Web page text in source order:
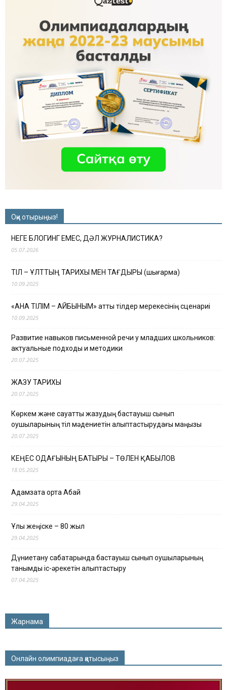
Оқи отырыңыз!
НЕГЕ БЛОГИНГ ЕМЕС, ДӘЛ ЖУРНАЛИСТИКА?
05.07.2026
ТІЛ – ҰЛТТЫҢ ТАРИХЫ МЕН ТАҒДЫРЫ (шығарма)
10.09.2025
«АНА ТІЛІМ – АЙБЫНЫМ» атты тілдер мерекесінің сценариі
10.09.2025
Развитие навыков письменной речи у младших школьников:
актуальные подходы и методики
20.07.2025
ЖАЗУ ТАРИХЫ
20.07.2025
Көркем және сауатты жазудың бастауыш сынып
оқушыларының тіл мәдениетін қалыптастырудағы маңызы
20.07.2025
КЕҢЕС ОДАҒЫНЫҢ БАТЫРЫ – ТӨЛЕН ҚАБЫЛОВ
18.05.2025
Адамзатқа ортақ Абай
29.04.2025
Ұлы жеңіске – 80 жыл
29.04.2025
Дүниетану сабақтарында бастауыш сынып оқушыларының
танымдық іс-әрекетін қалыптастыру
07.04.2025
Жарнама
Онлайн олимпиадаға қатысыңыз